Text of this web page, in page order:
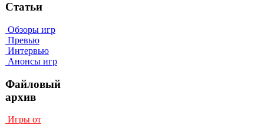
Статьи
Обзоры игр
Превью
Интервью
Анонсы игр
Файловый
архив
Игры от